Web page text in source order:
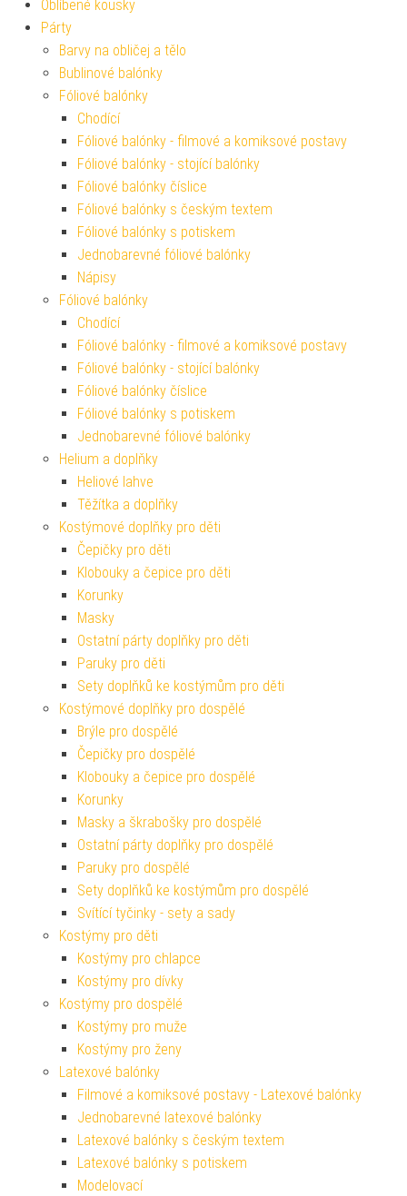
Oblíbené kousky
Párty
Barvy na obličej a tělo
Bublinové balónky
Fóliové balónky
Chodící
Fóliové balónky - filmové a komiksové postavy
Fóliové balónky - stojící balónky
Fóliové balónky číslice
Fóliové balónky s českým textem
Fóliové balónky s potiskem
Jednobarevné fóliové balónky
Nápisy
Fóliové balónky
Chodící
Fóliové balónky - filmové a komiksové postavy
Fóliové balónky - stojící balónky
Fóliové balónky číslice
Fóliové balónky s potiskem
Jednobarevné fóliové balónky
Helium a doplňky
Heliové lahve
Těžítka a doplňky
Kostýmové doplňky pro děti
Čepičky pro děti
Klobouky a čepice pro děti
Korunky
Masky
Ostatní párty doplňky pro děti
Paruky pro děti
Sety doplňků ke kostýmům pro děti
Kostýmové doplňky pro dospělé
Brýle pro dospělé
Čepičky pro dospělé
Klobouky a čepice pro dospělé
Korunky
Masky a škrabošky pro dospělé
Ostatní párty doplňky pro dospělé
Paruky pro dospělé
Sety doplňků ke kostýmům pro dospělé
Svítící tyčinky - sety a sady
Kostýmy pro děti
Kostýmy pro chlapce
Kostýmy pro dívky
Kostýmy pro dospělé
Kostýmy pro muže
Kostýmy pro ženy
Latexové balónky
Filmové a komiksové postavy - Latexové balónky
Jednobarevné latexové balónky
Latexové balónky s českým textem
Latexové balónky s potiskem
Modelovací